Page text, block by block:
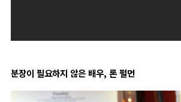
분장이 필요하지 않은 배우, 론 펄먼